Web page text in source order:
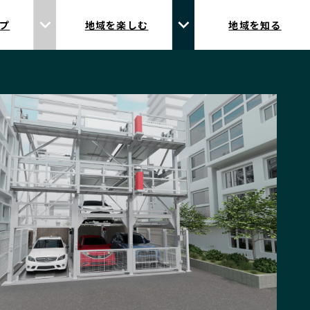
地域を楽しむ 地域を知る